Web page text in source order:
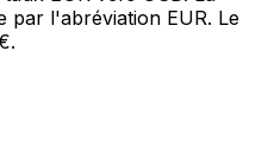
par l'abréviation EUR. Le